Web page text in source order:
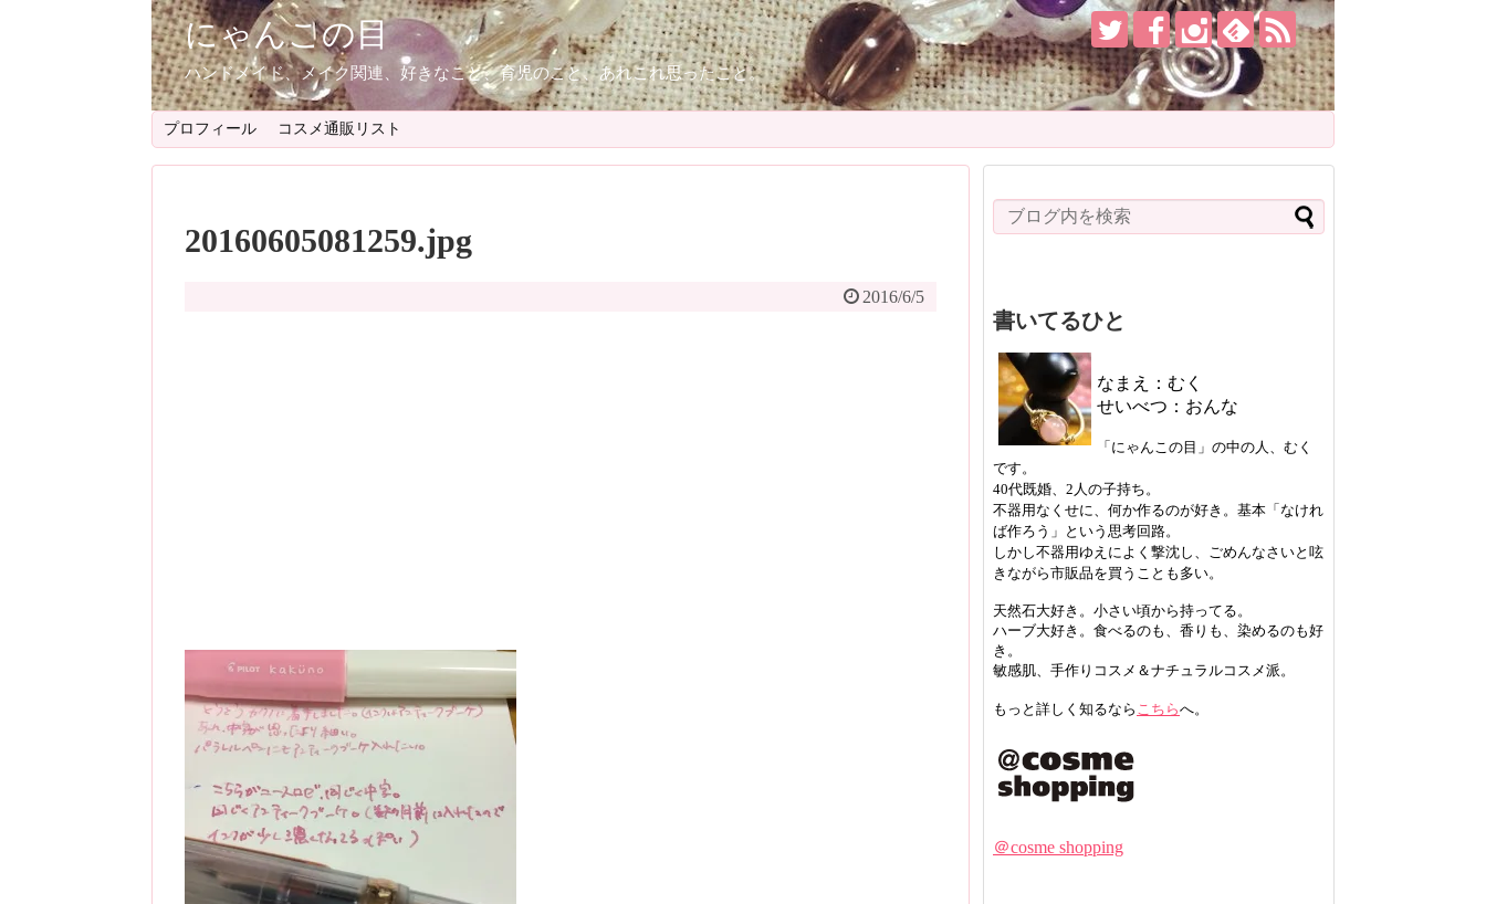
にゃんこの目
ハンドメイド、メイク関連、好きなこと、育児のこと、あれこれ思ったこと。
プロフィール コスメ通販リスト
20160605081259.jpg
2016/6/5
書いてるひと
なまえ：むく
せいべつ：おんな
「にゃんこの目」の中の人、むく
です。
40代既婚、2人の子持ち。
不器用なくせに、何か作るのが好き。基本「なけれ
ば作ろう」という思考回路。
しかし不器用ゆえによく撃沈し、ごめんなさいと呟
きながら市販品を買うことも多い。
天然石大好き。小さい頃から持ってる。
ハーブ大好き。食べるのも、香りも、染めるのも好
き。
敏感肌、手作りコスメ＆ナチュラルコスメ派。
もっと詳しく知るなら こちらへ。
＠cosme shopping